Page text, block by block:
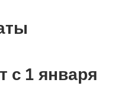
с 1 января